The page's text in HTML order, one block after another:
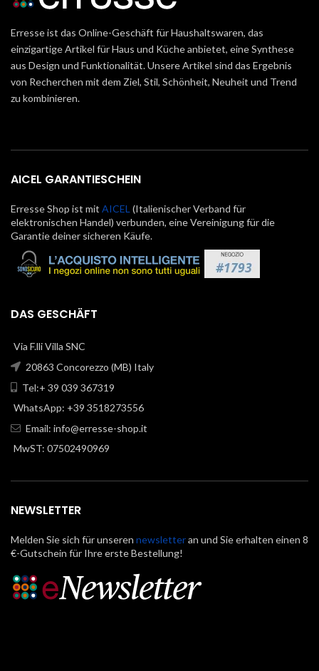
Erresse ist das Online-Geschäft für Haushaltswaren, das
einzigartige Artikel für Haus und Küche anbietet, eine Synthese
aus Design und Funktionalität. Unsere Artikel sind das Ergebnis
von Recherchen mit dem Ziel, Stil, Schönheit, Neuheit und Trend
zu kombinieren.
AICEL GARANTIESCHEIN
Erresse Shop ist mit AICEL (Italienischer Verband für
elektronischen Handel) verbunden, eine Vereinigung für die
Garantie deiner sicheren Käufe.
DAS GESCHÄFT
Via F.lli Villa SNC
20863 Concorezzo (MB) Italy
Tel:+ 39 039 367319
WhatsApp: +39 3518273556
Email: info@erresse-shop.it
MwST: 07502490969
NEWSLETTER
Melden Sie sich für unseren newsletteran und Sie erhalten einen 8
€-Gutschein für Ihre erste Bestellung!